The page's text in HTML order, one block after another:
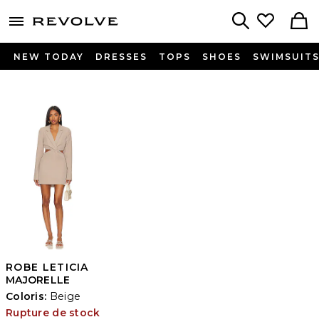
menu - shows more content
NEW TODAY DRESSES TOPS SHOES SWIMSUITS
ROBE LETICIA
MAJORELLE
Coloris: Beige
Rupture de stock